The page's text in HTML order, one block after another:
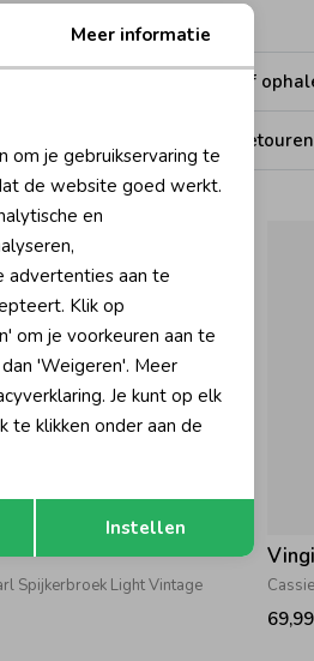
Betalen
Bezorgen of
Ruilen en retouren
Spijkerbroek Light Vintage
69,99
cookies
Opslaan
Meer informatie
om je gebruikservaring te
de website goed werkt.
en
advertenties aan te
Klik op
om je voorkeuren aan te
'Weigeren'. Meer
Je kunt op elk
te klikken onder aan de
Instellen